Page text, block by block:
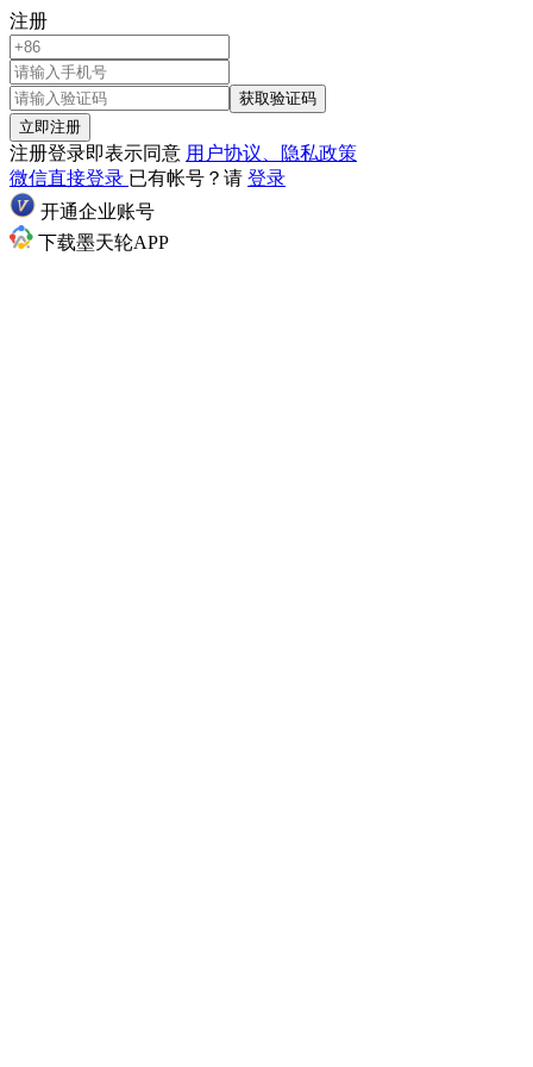
注册
获取验证码
立即注册
注册登录即表示同意 用户协议、隐私政策
微信直接登录 已有帐号？请 登录
开通企业账号
下载墨天轮APP